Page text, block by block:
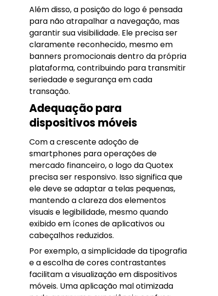
Além disso, a posição do logo é pensada
para não atrapalhar a navegação, mas
garantir sua visibilidade. Ele precisa ser
claramente reconhecido, mesmo em
banners promocionais dentro da própria
plataforma, contribuindo para transmitir
seriedade e segurança em cada
transação.
Adequação para
dispositivos móveis
Com a crescente adoção de
smartphones para operações de
mercado financeiro, o logo da Quotex
precisa ser responsivo. Isso significa que
ele deve se adaptar a telas pequenas,
mantendo a clareza dos elementos
visuais e legibilidade, mesmo quando
exibido em ícones de aplicativos ou
cabeçalhos reduzidos.
Por exemplo, a simplicidade da tipografia
e a escolha de cores contrastantes
facilitam a visualização em dispositivos
móveis. Uma aplicação mal otimizada